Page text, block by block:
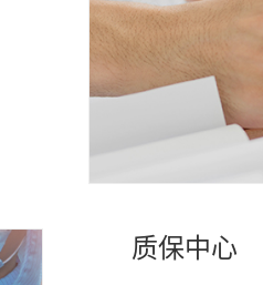
质保中心